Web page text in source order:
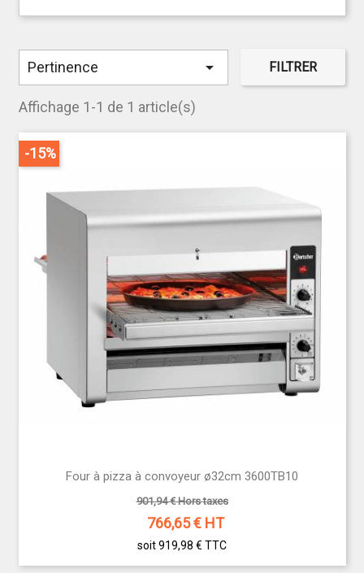
chaînes de restauration rapide, ce type de four
permet de standardiser la qualité et de réduire le
temps de service. Il s’intègre facilement dans une
Investir dans un four à convoyeur, c’est choisir
l'efficacité, la régularité et le gain de temps.
Pertinence  FILTRER
Affichage 1-1 de 1 article(s)
Four à pizza à convoyeur ø32cm 3600TB10
901,94 € Hors taxes
766,65€ HT
soit 919,98 € TTC
-15%